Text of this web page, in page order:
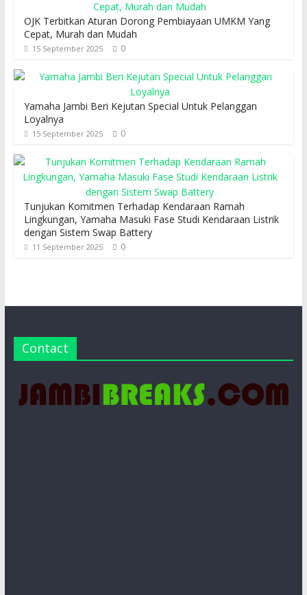
OJK Terbitkan Aturan Dorong Pembiayaan UMKM Yang
Cepat, Murah dan Mudah
15 September 2025 0
Yamaha Jambi Beri Kejutan Special Untuk Pelanggan
Loyalnya
15 September 2025 0
Tunjukan Komitmen Terhadap Kendaraan Ramah
Lingkungan, Yamaha Masuki Fase Studi Kendaraan Listrik
dengan Sistem Swap Battery
11 September 2025 0
Contact